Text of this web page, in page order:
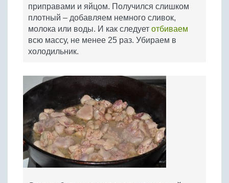
приправами и яйцом. Получился слишком
плотный – добавляем немного сливок,
молока или воды. И как следует отбиваем
всю массу, не менее 25 раз. Убираем в
холодильник.